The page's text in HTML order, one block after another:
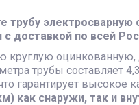
электросварную
доставкой по всей
круглую
трубы составляет
гарантирует высокое
как снаружи, так и